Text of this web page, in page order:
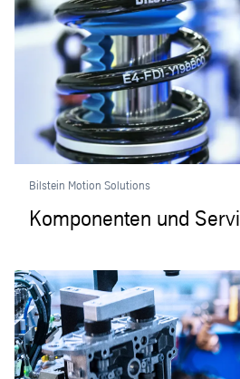
Bilstein Motion Solutions
Komponenten und